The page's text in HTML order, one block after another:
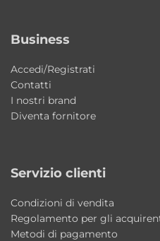
50×40×h25 cm
70×40×h25 cm
Perché scegliere il
che combina design
per arredare bagno e
stile moderno e
Business
Accedi/Registrati
Contatti
I nostri brand
Diventa fornitore
Servizio clienti
Condizioni di vendita
Regolamento per gli
Metodi di pagamento